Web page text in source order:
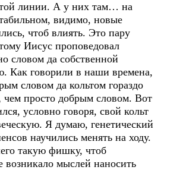
линии. А у них там… на
видимо, новые
чтоб влиять. Это пару
Иисус проповедовал
словом да собственной
Как говорили в наши времена,
словом да кольтом гораздо
чем просто добрым словом. Вот
условно говоря, свой кольт
Я думаю, генетический
научились менять на ходу.
такую фишку, чтоб
возникало мыслей наносить